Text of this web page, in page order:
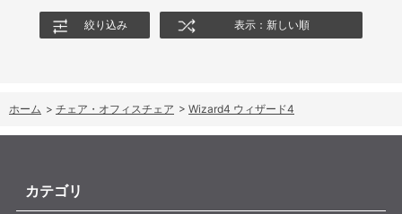
絞り込み 表示：新しい順
ホーム > チェア・オフィスチェア > Wizard4 ウィザード4
カテゴリ